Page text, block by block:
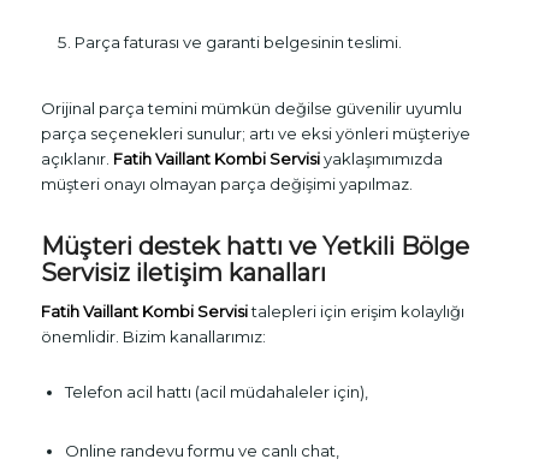
Parça faturası ve garanti belgesinin teslimi.
Orijinal parça temini mümkün değilse güvenilir uyumlu
parça seçenekleri sunulur; artı ve eksi yönleri müşteriye
açıklanır. Fatih Vaillant Kombi Servisiyaklaşımımızda
müşteri onayı olmayan parça değişimi yapılmaz.
Müşteri destek hattı ve Yetkili Bölge
Servisiz iletişim kanalları
Fatih Vaillant Kombi Servisitalepleri için erişim kolaylığı
önemlidir. Bizim kanallarımız:
Telefon acil hattı (acil müdahaleler için),
Online randevu formu ve canlı chat,